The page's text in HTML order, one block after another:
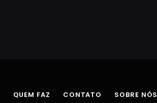
QUEM FAZ CONTATO SOBRE NÓS